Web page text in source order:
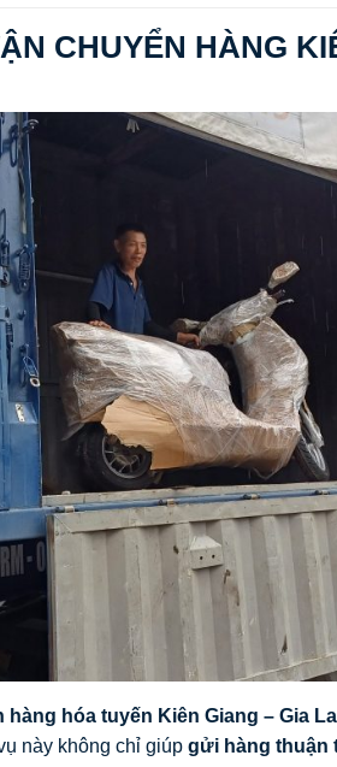
CHUYỂN HÀNG
hóa tuyến Kiên Giang – Gia
này không chỉ giúp gửi hàng thuận